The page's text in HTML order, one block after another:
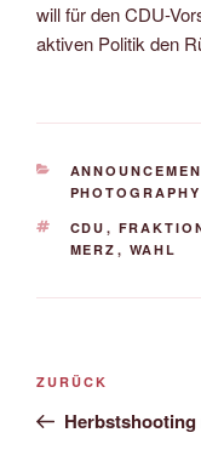
will für den CDU-
aktiven Politik den
KATEGORIEN
PHOTOGRAPHY
CDU ,
MERZ , WAHL
Beitrags-
Vorheriger
Beitrag
ZURÜCK